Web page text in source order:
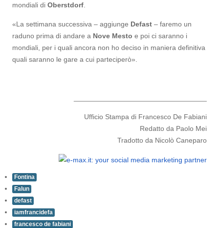
mondiali di Oberstdorf
«La settimana successiva – aggiunge Defast – faremo un
raduno prima di andare a Nove Mesto e poi ci saranno i
mondiali, per i quali ancora non ho deciso in maniera definitiva
quali saranno le gare a cui parteciperò».
Ufficio Stampa di Francesco De Fabiani
Redatto da Paolo Mei
Tradotto da Nicolò Caneparo
Fontina
Falun
defast
iamfrancidefa
francesco de fabiani